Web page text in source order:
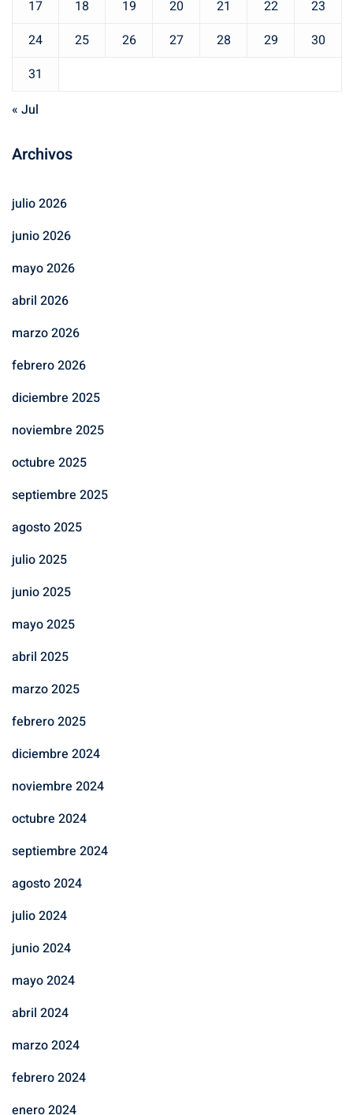
17 18 19 20 21 22
23
24
25 26 27 28 29
30
31
« Jul
Archivos
julio 2026
junio 2026
mayo 2026
abril 2026
marzo 2026
febrero 2026
diciembre 2025
noviembre 2025
octubre 2025
septiembre 2025
agosto 2025
julio 2025
junio 2025
mayo 2025
abril 2025
marzo 2025
febrero 2025
diciembre 2024
noviembre 2024
octubre 2024
septiembre 2024
agosto 2024
julio 2024
junio 2024
mayo 2024
abril 2024
marzo 2024
febrero 2024
enero 2024